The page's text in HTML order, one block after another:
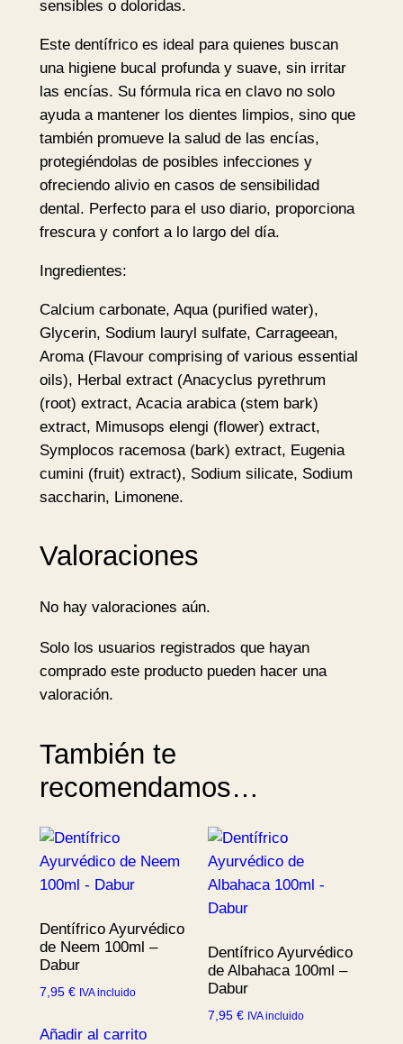
é
i
c
o
d
e
C
l
a
v
o
0
0
m
l
–
D
a
b
u
c
a
t
i
sensibles o doloridas.
Este dentífrico es ideal para quienes buscan
una higiene bucal profunda y suave, sin irritar
las encías. Su fórmula rica en clavo no solo
ayuda a mantener los dientes limpios, sino que
también promueve la salud de las encías,
protegiéndolas de posibles infecciones y
ofreciendo alivio en casos de sensibilidad
dental. Perfecto para el uso diario, proporciona
frescura y confort a lo largo del día.
Ingredientes:
Calcium carbonate, Aqua (purified water),
Glycerin, Sodium lauryl sulfate, Carrageean,
Aroma (Flavour comprising of various essential
oils), Herbal extract (Anacyclus pyrethrum
(root) extract, Acacia arabica (stem bark)
extract, Mimusops elengi (flower) extract,
Symplocos racemosa (bark) extract, Eugenia
cumini (fruit) extract), Sodium silicate, Sodium
saccharin, Limonene.
Valoraciones
No hay valoraciones aún.
Solo los usuarios registrados que hayan
comprado este producto pueden hacer una
valoración.
También te
recomendamos…
Dentífrico Ayurvédico
de Neem 100ml –
Dabur
7,95 € IVA incluido
Añadir al carrito
Dentífrico Ayurvédico
de Albahaca 100ml –
Dabur
7,95€ IVA incluido